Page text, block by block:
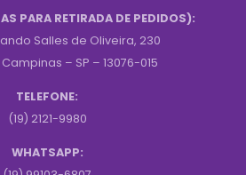
PARA RETIRADA DE PEDIDOS):
Salles de Oliveira, 230
– SP – 13076-015
TELEFONE:
(19) 2121-9980
WHATSAPP: